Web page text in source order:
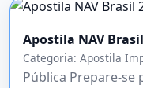
Apostila NAV
Categoria: Apostila
Pública Prepare-se